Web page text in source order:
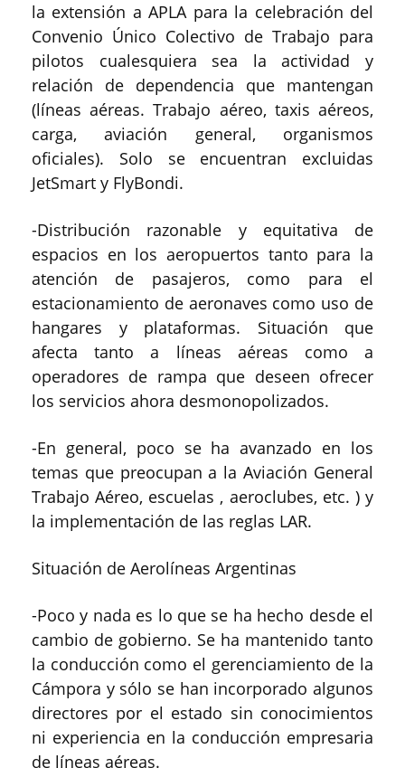
la extensión a APLA para la celebración del
Convenio Único Colectivo de Trabajo para
pilotos cualesquiera sea la actividad y
relación de dependencia que mantengan
(líneas aéreas. Trabajo aéreo, taxis aéreos,
carga, aviación general, organismos
oficiales). Solo se encuentran excluidas
JetSmart y FlyBondi.
-Distribución razonable y equitativa de
espacios en los aeropuertos tanto para la
atención de pasajeros, como para el
estacionamiento de aeronaves como uso de
hangares y plataformas. Situación que
afecta tanto a líneas aéreas como a
operadores de rampa que deseen ofrecer
los servicios ahora desmonopolizados.
-En general, poco se ha avanzado en los
temas que preocupan a la Aviación General
Trabajo Aéreo, escuelas , aeroclubes, etc. ) y
la implementación de las reglas LAR.
Situación de Aerolíneas Argentinas
-Poco y nada es lo que se ha hecho desde el
cambio de gobierno. Se ha mantenido tanto
la conducción como el gerenciamiento de la
Cámpora y sólo se han incorporado algunos
directores por el estado sin conocimientos
ni experiencia en la conducción empresaria
de líneas aéreas.